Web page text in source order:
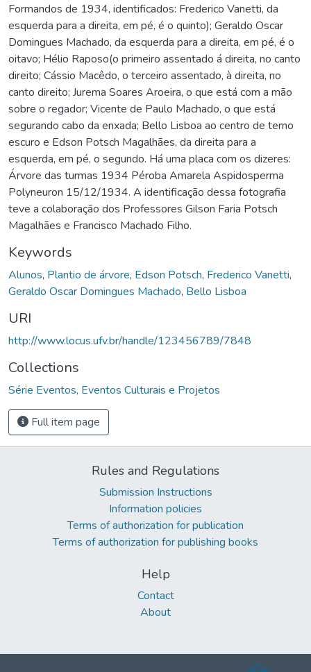
Formandos de 1934, identificados: Frederico Vanetti, da
esquerda para a direita, em pé, é o quinto); Geraldo Oscar
Domingues Machado, da esquerda para a direita, em pé, é o
oitavo;​ ​Hélio Raposo(o primeiro assentado á direita, no canto
direito​; Cássio Macêdo, ​o terceiro assentado, à direita, no
canto direito; Jurema Soares Aroeira, o que está com a mão
sobre o regador; Vicente de Paulo Machado, o que está
segurando cabo da enxada; Bello Lisboa ao centro de terno
escuro e Edson Potsch Magalhães, da direita para a
esquerda, em pé, o segundo. Há uma placa com os dizeres:
Árvore das turmas 1934 Péroba Amarela Aspidosperma
Polyneuron 15/12/1934. A identificação dessa fotografia
teve a colaboração dos Professores Gilson Faria Potsch
Magalhães e Francisco Machado Filho.
Keywords
Alunos, Plantio de árvore, Edson Potsch, Frederico Vanetti,
Geraldo Oscar Domingues Machado, Bello Lisboa
URI
http://www.locus.ufv.br/handle/123456789/7848
Collections
Série Eventos, Eventos Culturais e Projetos
Full item page
Rules and Regulations
Submission Instructions
Information policies
Terms of authorization for publication
Terms of authorization for publishing books
Help
Contact
About